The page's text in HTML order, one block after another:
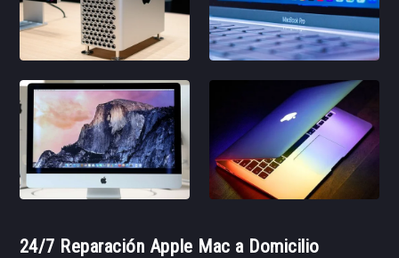
24/7 Reparación Apple Mac a Domicilio